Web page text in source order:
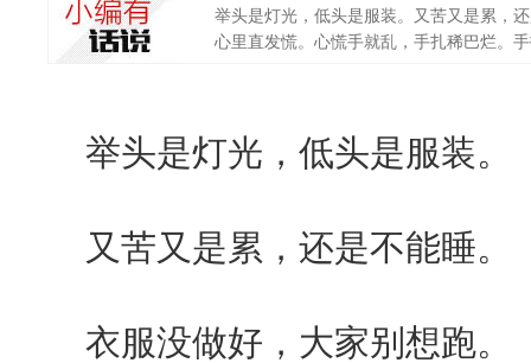
举头是灯光，低头是服装。又苦又是累，
心里直发慌。心慌手就乱，手扎稀巴烂。
举头是灯光，低头是服装。
又苦又是累，还是不能睡。
衣服没做好，大家别想跑。